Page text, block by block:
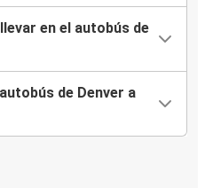
en el autobús de
de Denver a